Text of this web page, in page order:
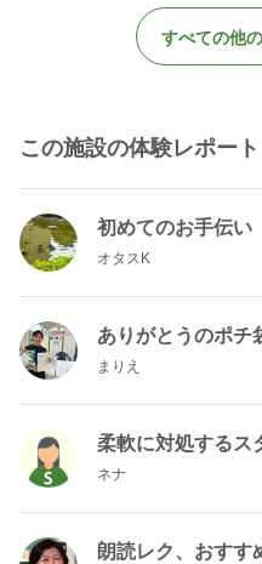
すべての他
この施設の体験レポート
初めてのお手伝い
オタスK
ありがとうのポチ
まりえ
柔軟に対処するス
ネナ
朗読レク、おすす